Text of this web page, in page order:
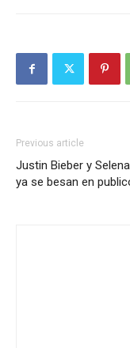
Previous article
Justin Bieber y
ya se besan en